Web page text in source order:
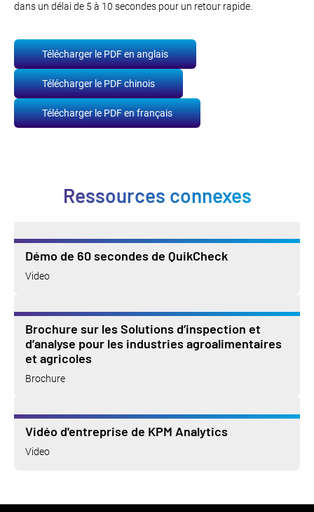
dans un délai de 5 à 10 secondes pour un retour rapide.
Télécharger le PDF en anglais
Télécharger le PDF chinois
Télécharger le PDF en français
Ressources connexes
Démo de 60 secondes de QuikCheck
Video
Brochure sur les Solutions d’inspection et
d’analyse pour les industries agroalimentaires
et agricoles
Brochure
Vidéo d'entreprise de KPM Analytics
Video